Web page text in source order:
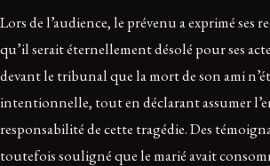
Lors de l’audience, le prévenu a exprimé ses
qu’il serait éternellement désolé pour ses
devant le tribunal que la mort de son ami
intentionnelle, tout en déclarant assumer
responsabilité de cette tragédie. Des
toutefois souligné que le marié avait